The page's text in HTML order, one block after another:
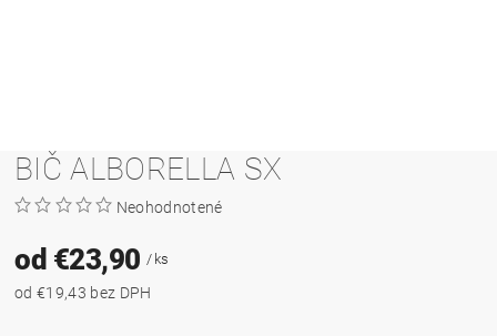
BIČ ALBORELLA SX
Neohodnotené
od €23,90/ ks
od €19,43 bez DPH